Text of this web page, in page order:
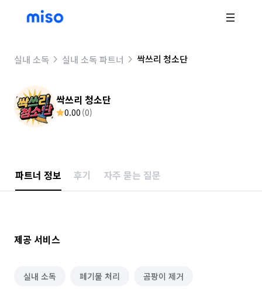
실내 소독 실내 소독 파트너 싹쓰리 청소단
싹쓰리 청소단
0.00 (0)
파트너 정보 후기 자주 묻는 질문
제공 서비스
실내 소독 폐기물 처리 곰팡이 제거